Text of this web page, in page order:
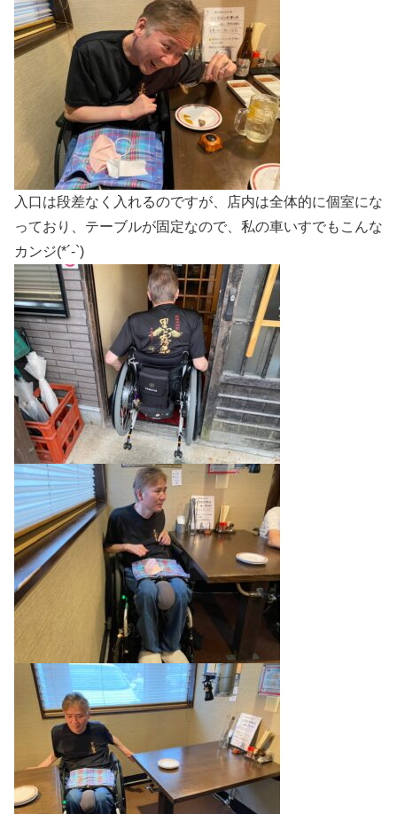
入口は段差なく入れるのですが、店内は全体的に個室にな
っており、テーブルが固定なので、私の車いすでもこんな
カンジ(*´-`)